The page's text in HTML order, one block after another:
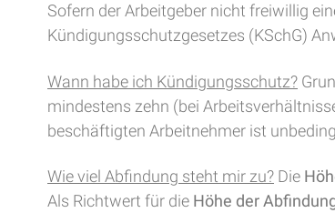
Sofern der Arbeitgeber nicht freiwillig
Kündigungsschutzgesetzes (KSchG)
Wann habe ich Kündigungsschutz?
mindestens zehn (bei
beschäftigten Arbeitnehmer ist
Wie viel Abfindung steht mir zu? Die
Als Richtwert für die Höhe der